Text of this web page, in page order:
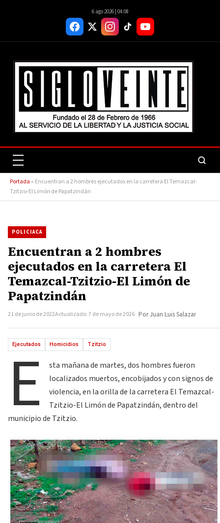
6 ago 2026 | 04:08
Portada » Encuentran a 2 hombres ejecutados en la carretera El Temazcal-
Tzitzio-El Limón de Papatzindán
POLICIACA
Encuentran a 2 hombres
ejecutados en la carretera El
Temazcal-Tzitzio-El Limón de
Papatzindán
21 de junio de 2022Actualizado: 7 de mayo de 2026 Por Juan Luis Salazar
Ejecutados Homicidios Tzitzio
E
sta mañana de martes, dos hombres fueron
localizados muertos, encobijados y con signos de
violencia, en la orilla de la carretera El Temazcal-
Tzitzio-El Limón de Papatzindán, dentro del
municipio de Tzitzio.